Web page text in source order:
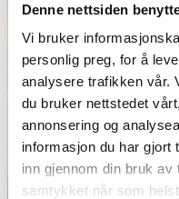
Denne nettsiden
Vi bruker
personlig preg, for å
analysere trafikken vår.
du bruker nettstedet
annonsering og
informasjon du har gjort
inn gjennom din bruk
samtykket når som